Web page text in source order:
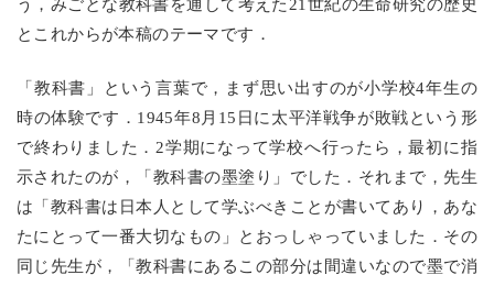
う，みごとな教科書を通して考えた21世紀の生命研究の歴史
とこれからが本稿のテーマです．
「教科書」という言葉で，まず思い出すのが小学校4年生の
時の体験です．1945年8月15日に太平洋戦争が敗戦という形
で終わりました．2学期になって学校へ行ったら，最初に指
示されたのが，「教科書の墨塗り」でした．それまで，先生
は「教科書は日本人として学ぶべきことが書いてあり，あな
たにとって一番大切なもの」とおっしゃっていました．その
同じ先生が，「教科書にあるこの部分は間違いなので墨で消